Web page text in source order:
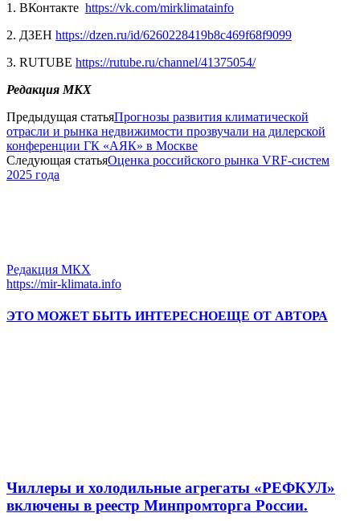
1. ВКонтакте https://vk.com/mirklimatainfo
2. ДЗЕН https://dzen.ru/id/6260228419b8c469f68f9099
3. RUTUBE https://rutube.ru/channel/41375054/
Редакция МКХ
Предыдущая статьяПрогнозы развития климатической
отрасли и рынка недвижимости прозвучали на дилерской
конференции ГК «АЯК» в Москве
Следующая статьяОценка российского рынка VRF-систем
2025 года
Редакция МКХ
https://mir-klimata.info
ЭТО МОЖЕТ БЫТЬ ИНТЕРЕСНОЕЩЕ ОТ АВТОРА
Чиллеры и холодильные агрегаты «РЕФКУЛ»
включены в реестр Минпромторга России.